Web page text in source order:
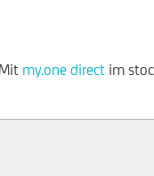
my.one direct im